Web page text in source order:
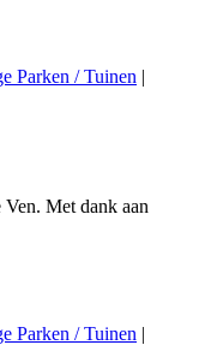
Parken / Tuinen |
Ven. Met dank aan
Parken / Tuinen |